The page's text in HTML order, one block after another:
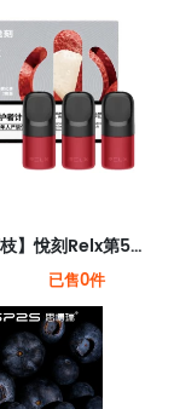
【雪玉冰荔枝】悅刻Relx第5代幻影霧化煙彈 口有餘香
已售0件